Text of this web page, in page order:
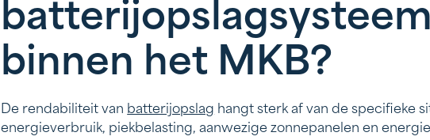
binnen het MKB?
De rendabiliteit van batterijopslag hangt sterk af van de specifieke
energieverbruik, piekbelasting, aanwezige zonnepanelen en